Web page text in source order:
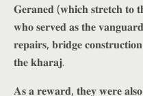
𝐆𝐞𝐫𝐚𝐧𝐞𝐝 (𝐰𝐡𝐢𝐜𝐡 𝐬𝐭𝐫𝐞𝐭𝐜𝐡 𝐭𝐨
𝐰𝐡𝐨 𝐬𝐞𝐫𝐯𝐞𝐝 𝐚𝐬 𝐭𝐡𝐞
𝐫𝐞𝐩𝐚𝐢𝐫𝐬, 𝐛𝐫𝐢𝐝𝐠𝐞
𝐭𝐡𝐞 𝐤𝐡𝐚𝐫𝐚𝐣.
𝐀𝐬 𝐚 𝐫𝐞𝐰𝐚𝐫𝐝, 𝐭𝐡𝐞𝐲 𝐰𝐞𝐫𝐞